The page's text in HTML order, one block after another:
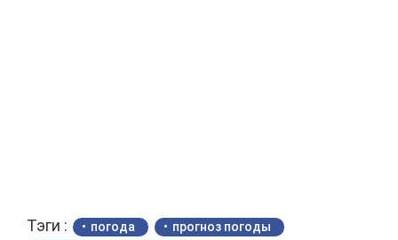
Тэги : погода
прогноз погоды